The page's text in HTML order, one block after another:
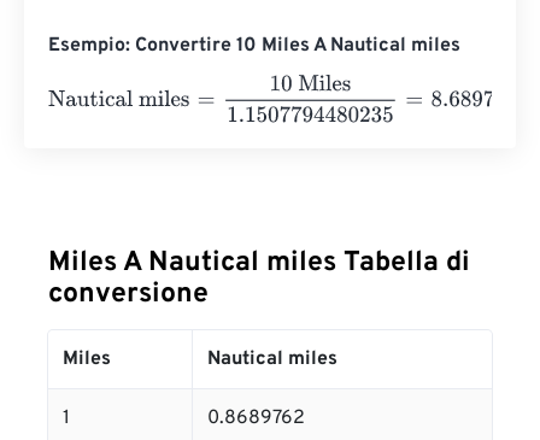
Esempio: Convertire 10 Miles A Nautical miles
Nautical miles
1.1507794480235 8.6897624
Miles A Nautical miles Tabella di
conversione
Miles Nautical miles
1 0.8689762